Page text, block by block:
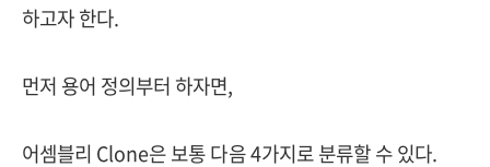
하고자 한다.
먼저 용어 정의부터 하자면,
어셈블리 Clone은 보통 다음 4가지로 분류할 수 있다.